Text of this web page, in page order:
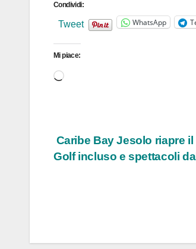
Condividi:
Tweet WhatsApp
Mi piace:
Caricamento
Navigazione
Caribe Bay Jesolo riapre
Golf incluso e spettacoli